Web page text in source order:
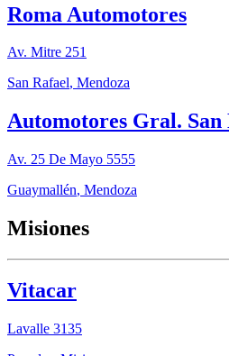
Roma Automotores
Av. Mitre 251
San Rafael, Mendoza
Automotores Gral.
Av. 25 De Mayo 5555
Guaymallén, Mendoza
Misiones
Vitacar
Lavalle 3135